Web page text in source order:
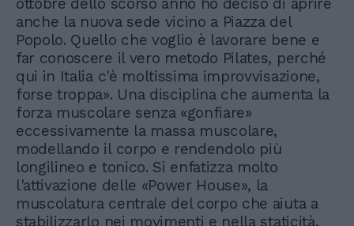
ottobre dello scorso anno ho deciso di aprire
anche la nuova sede vicino a Piazza del
Popolo. Quello che voglio è lavorare bene e
far conoscere il vero metodo Pilates, perché
qui in Italia c'è moltissima improvvisazione,
forse troppa». Una disciplina che aumenta la
forza muscolare senza «gonfiare»
eccessivamente la massa muscolare,
modellando il corpo e rendendolo più
longilineo e tonico. Si enfatizza molto
l'attivazione delle «Power House», la
muscolatura centrale del corpo che aiuta a
stabilizzarlo nei movimenti e nella staticità,